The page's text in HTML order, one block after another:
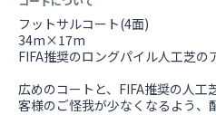
フットサルコート(4面)
34m×17m
FIFA推奨のロングパイル人工芝の
広めのコートと、FIFA推奨の人工
客様のご怪我が少なくなるよう、